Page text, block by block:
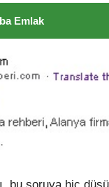
Emlak